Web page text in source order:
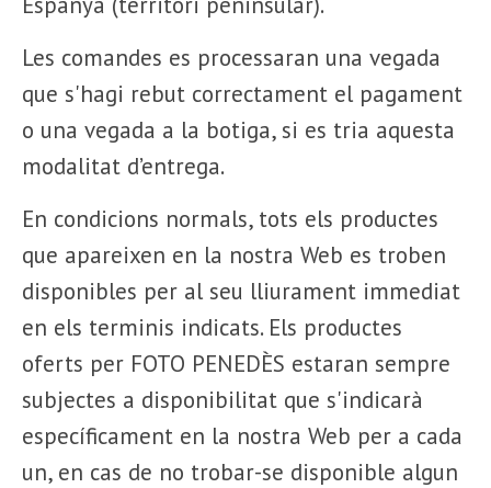
Les comandes es processaran una vegada
que s'hagi rebut correctament el pagament
o una vegada a la botiga, si es tria aquesta
modalitat d’entrega.
En condicions normals, tots els productes
que apareixen en la nostra Web es troben
disponibles per al seu lliurament immediat
en els terminis indicats. Els productes
oferts per FOTO PENEDÈS estaran sempre
subjectes a disponibilitat que s'indicarà
específicament en la nostra Web per a cada
un, en cas de no trobar-se disponible algun